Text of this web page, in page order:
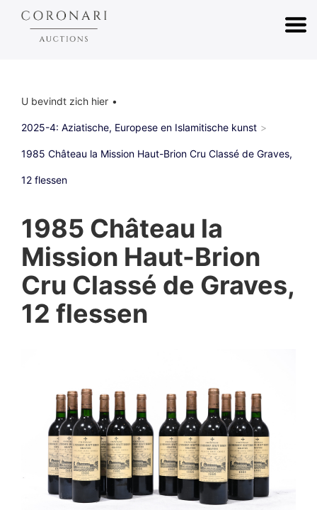
U bevindt zich hier
2025-4: Aziatische, Europese en Islamitische kunst
1985 Château la Mission Haut-Brion Cru Classé de Graves,
12 flessen
1985 Château la
Mission Haut-Brion
Cru Classé de Graves,
12 flessen